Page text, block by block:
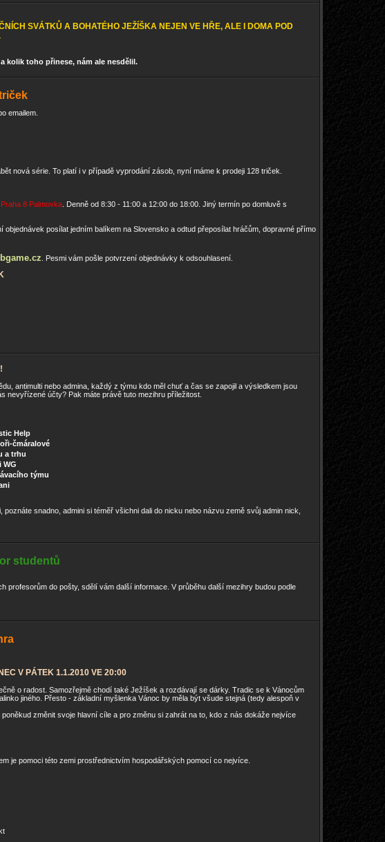
SVÁTKŮ A BOHATÉHO JEŽÍŠKA NEJEN VE HŘE, ALE I DOMA POD
kolik toho přinese, nám ale nesdělil.
emailem.
nová série. To platí i v případě vyprodání zásob, nyní máme k prodeji 128 triček.
8 Palmovka . Denně od 8:30 - 11:00 a 12:00 do 18:00. Jiný termín po domluvě s
objednávek posílat jedním balíkem na Slovensko a odtud přeposílat hráčům, dopravné přímo
. Pesmi vám pošle potvrzení objednávky k odsouhlasení.
antimulti nebo admina, každý z týmu kdo měl chuť a čas se zapojil a výsledkem jsou
nevyřízené účty? Pak máte právě tuto mezihru příležitost.
Help
čmáralové
a trhu
WG
týmu
snadno, admini si téměř všichni dali do nicku nebo názvu země svůj admin nick,
studentů
do pošty, sdělí vám další informace. V průběhu další mezihry budou podle
V PÁTEK 1.1.2010 VE 20:00
o radost. Samozřejmě chodí také Ježíšek a rozdávají se dárky. Tradic se k Vánocům
jiného. Přesto - základní myšlenka Vánoc by měla být všude stejná (tedy alespoň v
změnit svoje hlavní cíle a pro změnu si zahrát na to, kdo z nás dokáže nejvíce
je pomoci této zemi prostřednictvím hospodářských pomocí co nejvíce.